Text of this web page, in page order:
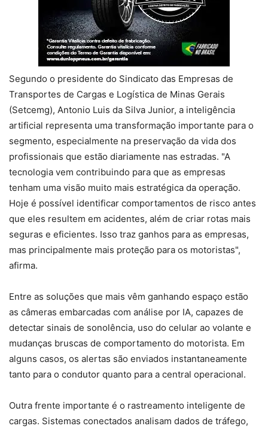
Segundo o presidente do Sindicato das Empresas de
Transportes de Cargas e Logística de Minas Gerais
(Setcemg), Antonio Luis da Silva Junior, a inteligência
artificial representa uma transformação importante para o
segmento, especialmente na preservação da vida dos
profissionais que estão diariamente nas estradas. "A
tecnologia vem contribuindo para que as empresas
tenham uma visão muito mais estratégica da operação.
Hoje é possível identificar comportamentos de risco antes
que eles resultem em acidentes, além de criar rotas mais
seguras e eficientes. Isso traz ganhos para as empresas,
mas principalmente mais proteção para os motoristas",
afirma.
Entre as soluções que mais vêm ganhando espaço estão
as câmeras embarcadas com análise por IA, capazes de
detectar sinais de sonolência, uso do celular ao volante e
mudanças bruscas de comportamento do motorista. Em
alguns casos, os alertas são enviados instantaneamente
tanto para o condutor quanto para a central operacional.
Outra frente importante é o rastreamento inteligente de
cargas. Sistemas conectados analisam dados de tráfego,